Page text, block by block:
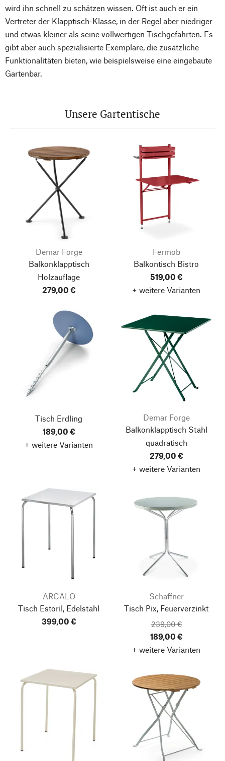
wird ihn schnell zu schätzen wissen. Oft ist auch er ein
Vertreter der Klapptisch-Klasse, in der Regel aber niedriger
und etwas kleiner als seine vollwertigen Tischgefährten. Es
gibt aber auch spezialisierte Exemplare, die zusätzliche
Funktionalitäten bieten, wie beispielsweise eine eingebaute
Gartenbar.
Unsere Gartentische
Demar Forge
Balkonklapptisch
Holzauflage
279,00 €
Fermob
Balkontisch Bistro
519,00 €
+ weitere Varianten
Tisch Erdling
189,00 €
+ weitere Varianten
Demar Forge
Balkonklapptisch Stahl
quadratisch
279,00 €
+ weitere Varianten
ARCALO
Tisch Estoril, Edelstahl
399,00 €
Schaffner
Tisch Pix, Feuerverzinkt
239,00 €
189,00 €
+ weitere Varianten